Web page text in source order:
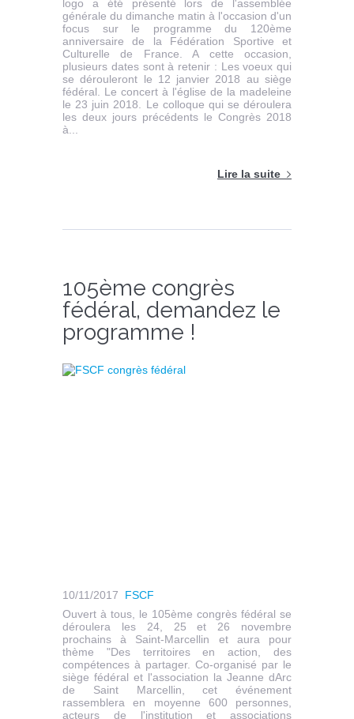
logo a été présenté lors de l'assemblée
générale du dimanche matin à l'occasion d'un
focus sur le programme du 120ème
anniversaire de la Fédération Sportive et
Culturelle de France. A cette occasion,
plusieurs dates sont à retenir : Les voeux qui
se dérouleront le 12 janvier 2018 au siège
fédéral. Le concert à l'église de la madeleine
le 23 juin 2018. Le colloque qui se déroulera
les deux jours précédents le Congrès 2018
à...
Lire la suite
105ème congrès
fédéral, demandez le
programme !
10/11/2017
FSCF
Ouvert à tous, le 105ème congrès fédéral se
déroulera les 24, 25 et 26 novembre
prochains à Saint-Marcellin et aura pour
thème "Des territoires en action, des
compétences à partager. Co-organisé par le
siège fédéral et l'association la Jeanne dArc
de Saint Marcellin, cet événement
rassemblera en moyenne 600 personnes,
acteurs de l'institution et associations